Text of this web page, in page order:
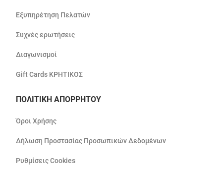
Εξυπηρέτηση Πελατών
Συχνές ερωτήσεις
Διαγωνισμοί
Gift Cards ΚΡΗΤΙΚΟΣ
ΠΟΛΙΤΙΚΗ ΑΠΟΡΡΗΤΟΥ
Όροι Χρήσης
Δήλωση Προστασίας Προσωπικών Δεδομένων
Ρυθμίσεις Cookies